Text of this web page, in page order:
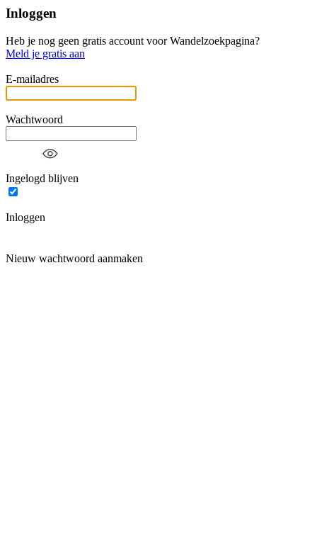
Inloggen
Heb je nog geen gratis account voor Wandelzoekpagina?
Meld je gratis aan
E-mailadres
Wachtwoord
Ingelogd blijven
Inloggen
Nieuw wachtwoord aanmaken